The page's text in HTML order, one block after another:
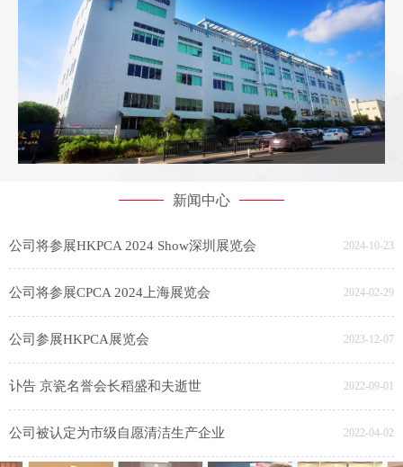
新闻中心
公司将参展HKPCA 2024 Show深圳展览会 2024-10-23
公司将参展CPCA 2024上海展览会 2024-02-29
公司参展HKPCA展览会 2023-12-07
讣告 京瓷名誉会长稻盛和夫逝世 2022-09-01
公司被认定为市级自愿清洁生产企业 2022-04-02